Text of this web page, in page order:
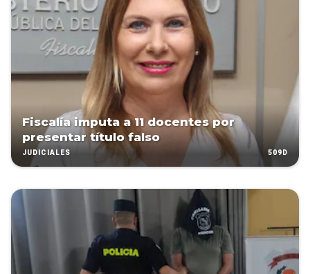
Fiscalía imputa a 11 docentes por
presentar título falso
JUDICIALES 509D